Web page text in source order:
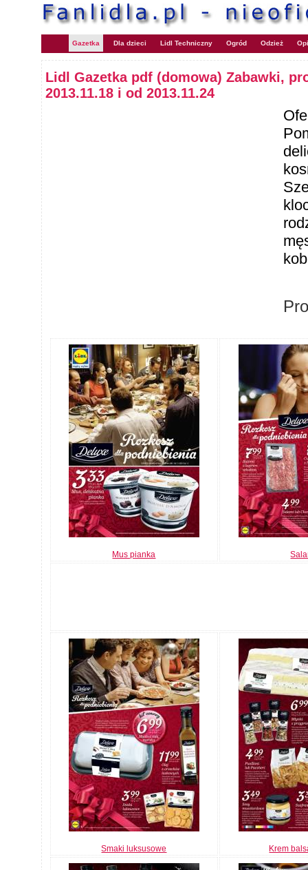
Gazetka Dla dzieci Lidl Techniczny Ogród Odzież
Lidl Gazetka pdf (domowa) Zabawki,
2013.11.18 i od 2013.11.24
Mus pianka
Smaki luksusowe Krem